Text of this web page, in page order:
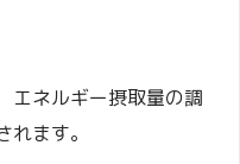
エネルギー摂取量の調
ます。